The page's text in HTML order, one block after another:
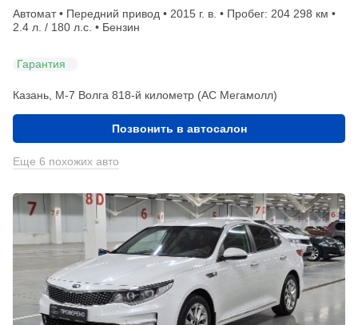
Автомат • Передний привод • 2015 г. в. • Пробег: 204 298 км •
2.4 л. / 180 л.с. • Бензин
Гарантия
Казань, М-7 Волга 818-й километр (АС Мегамолл)
Позвонить в автосалон
Еще 6 похожих авто